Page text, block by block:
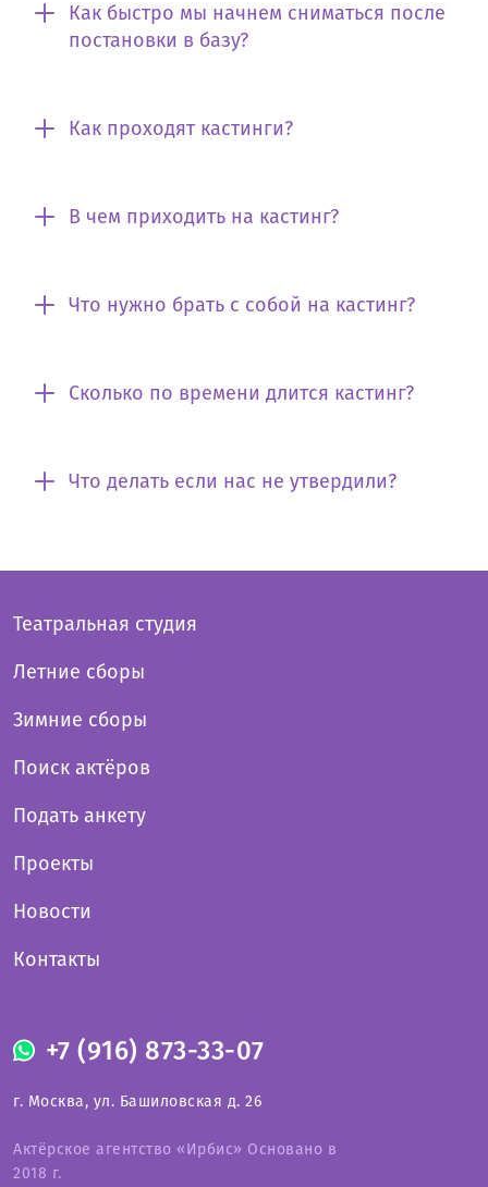
Как быстро мы начнем сниматься после
постановки в базу?
Как проходят кастинги?
В чем приходить на кастинг?
Что нужно брать с собой на кастинг?
Сколько по времени длится кастинг?
Что делать если нас не утвердили?
+7 (916) 873-33-07
г. Москва, ул. Башиловская д. 26
Актёрское агентство «Ирбис» Основано в
2018 г.
Театральная студия
Летние сборы
Зимние сборы
Поиск актёров
Подать анкету
Проекты
Новости
Контакты